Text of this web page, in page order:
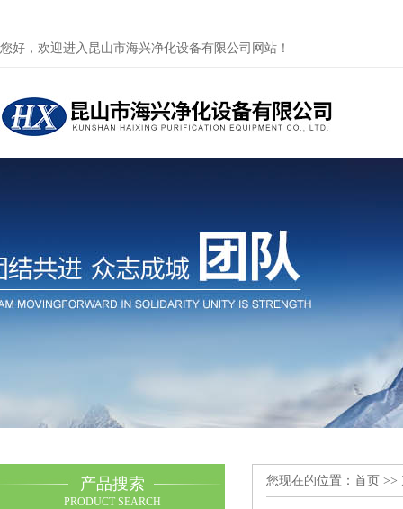
您好，欢迎进入昆山市海兴净化设备有限公司网站！
产品搜索
PRODUCT SEARCH
您现在的位置： 首页 >>